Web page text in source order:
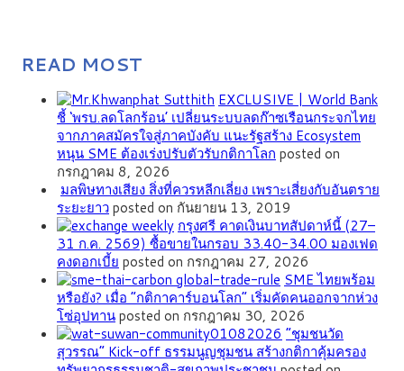
READ MOST
EXCLUSIVE | World Bank
ชี้ ‘พรบ.ลดโลกร้อน’ เปลี่ยนระบบลดก๊าซเรือนกระจกไทย
จากภาคสมัครใจสู่ภาคบังคับ แนะรัฐสร้าง Ecosystem
หนุน SME ต้องเร่งปรับตัวรับกติกาโลก posted on
กรกฎาคม 8, 2026
มลพิษทางเสียง สิ่งที่ควรหลีกเลี่ยง เพราะเสี่ยงกับอันตราย
ระยะยาวposted on กันยายน 13, 2019
กรุงศรี คาดเงินบาทสัปดาห์นี้ (27–
31 ก.ค. 2569) ซื้อขายในกรอบ 33.40-34.00 มองเฟด
คงดอกเบี้ย posted on กรกฎาคม 27, 2026
SME ไทยพร้อม
หรือยัง? เมื่อ “กติกาคาร์บอนโลก” เริ่มคัดคนออกจากห่วง
โซ่อุปทานposted on กรกฎาคม 30, 2026
”ชุมชนวัด
สุวรรณ” Kick-off ธรรมนูญชุมชน สร้างกติกาคุ้มครอง